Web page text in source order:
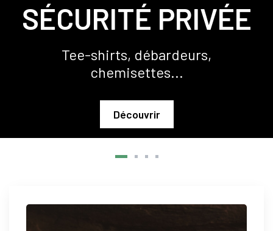
SÉCURITÉ PRIVÉE
Tee-shirts, débardeurs,
chemisettes...
Découvrir